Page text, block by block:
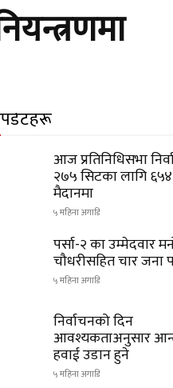
आज प्रतिनिधिसभा
२७५ सिटका लागि
मैदानमा
५ महिना अगाडि
पर्सा-२ का उम्मेदवार
चौधरीसहित चार जना
५ महिना अगाडि
निर्वाचनको दिन
आवश्यकताअनुसार
हवाई उडान हुने
५ महिना अगाडि